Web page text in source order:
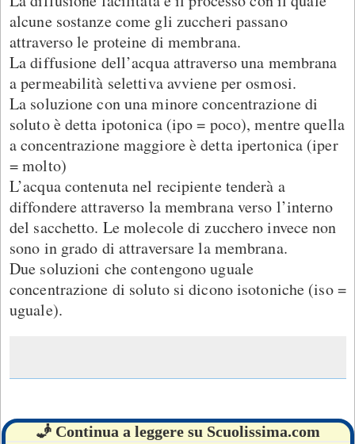
alcune sostanze come gli zuccheri passano
attraverso le proteine di membrana.
La diffusione dell’acqua attraverso una membrana
a permeabilità selettiva avviene per osmosi.
La soluzione con una minore concentrazione di
soluto è detta ipotonica (ipo = poco), mentre quella
a concentrazione maggiore è detta ipertonica (iper
= molto)
L’acqua contenuta nel recipiente tenderà a
diffondere attraverso la membrana verso l’interno
del sacchetto. Le molecole di zucchero invece non
sono in grado di attraversare la membrana.
Due soluzioni che contengono uguale
concentrazione di soluto si dicono isotoniche (iso =
uguale).
🧞 Continua a leggere su Scuolissima.com